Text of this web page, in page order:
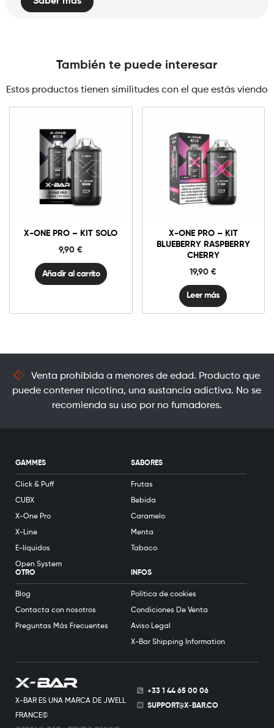
También te puede interesar
Estos productos tienen similitudes con el que estás viendo
X-ONE PRO – KIT SOLO
9,90€
X-
One
Pro
Solo
Añadir al carrito
X-ONE PRO – KIT
BLUEBERRY RASPBERRY
CHERRY
19,90€
Leer más
Venta prohibida a menores de edad. Producto que
puede contener nicotina, una sustancia adictiva. No se
recomienda su uso por no fumadores.
X-BAR ES UNA MARCA DE JWELL
FRANCE©
+33 1 44 65 00 06
SUPPORT@X-BAR.CO
GAMMES
Click & Puff
CUBX
X-One Pro
X-Line
E-líquidos
Open System
SABORES
Frutas
Bebida
Caramelo
Menta
Tabaco
OTRO
Blog
Contacta con nosotros
Preguntas Más Frecuentes
INFOS
Política de cookies
Condiciones De Venta
Aviso Legal
X-Bar Shipping Information